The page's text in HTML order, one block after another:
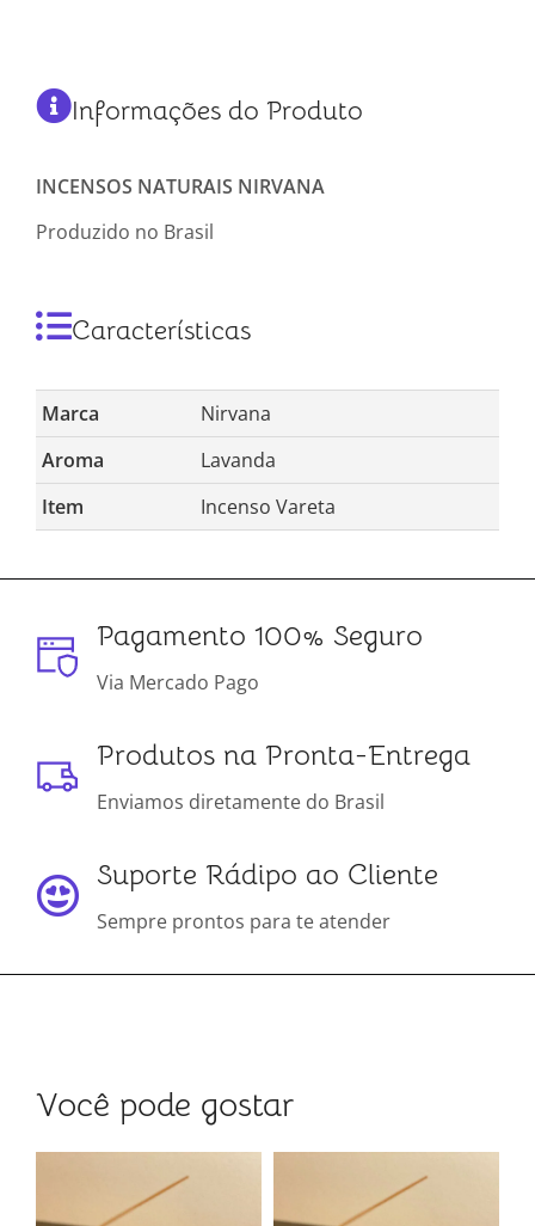
Informações do Produto
INCENSOS NATURAIS NIRVANA
Produzido no Brasil
Características
Marca
Nirvana
Aroma
Lavanda
Item
Incenso Vareta
Pagamento 100% Seguro
Via Mercado Pago
Produtos na Pronta-Entrega
Enviamos diretamente do Brasil
Suporte Rádipo ao Cliente
Sempre prontos para te atender
Você pode gostar